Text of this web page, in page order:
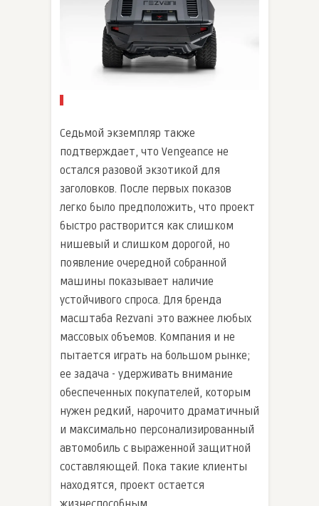
Седьмой экземпляр также
подтверждает, что Vengeance не
остался разовой экзотикой для
заголовков. После первых показов
легко было предположить, что проект
быстро растворится как слишком
нишевый и слишком дорогой, но
появление очередной собранной
машины показывает наличие
устойчивого спроса. Для бренда
масштаба Rezvani это важнее любых
массовых объемов. Компания и не
пытается играть на большом рынке;
ее задача - удерживать внимание
обеспеченных покупателей, которым
нужен редкий, нарочито драматичный
и максимально персонализированный
автомобиль с выраженной защитной
составляющей. Пока такие клиенты
находятся, проект остается